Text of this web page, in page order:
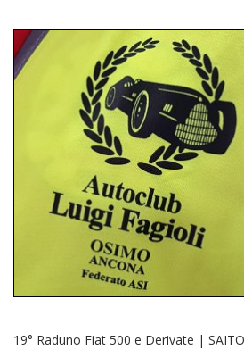
19° Raduno Fiat 500 e Derivate | SAITO